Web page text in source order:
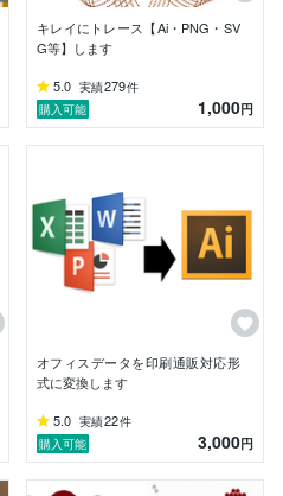
キレイにトレース【Ai・PNG・SV
G等】します
5.0 実績279件
購入可能
1,000円
オフィスデータを印刷通販対応形
式に変換します
5.0 実績22件
購入可能
3,000円